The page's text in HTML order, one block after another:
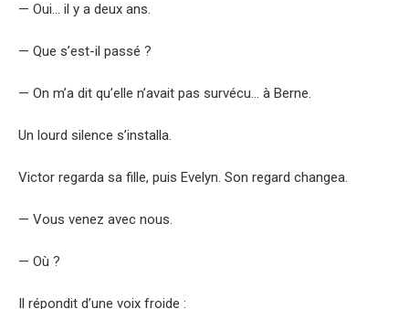
— Oui… il y a deux ans.
— Que s’est-il passé ?
— On m’a dit qu’elle n’avait pas survécu… à Berne.
Un lourd silence s’installa.
Victor regarda sa fille, puis Evelyn. Son regard changea.
— Vous venez avec nous.
— Où ?
Il répondit d’une voix froide :